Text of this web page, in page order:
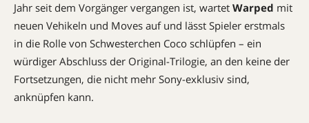
Jahr seit dem Vorgänger vergangen ist, wartet Warped mit
neuen Vehikeln und Moves auf und lässt Spieler erstmals
in die Rolle von Schwesterchen Coco schlüpfen – ein
würdiger Abschluss der Original-Trilogie, an den keine der
Fortsetzungen, die nicht mehr Sony-exklusiv sind,
anknüpfen kann.